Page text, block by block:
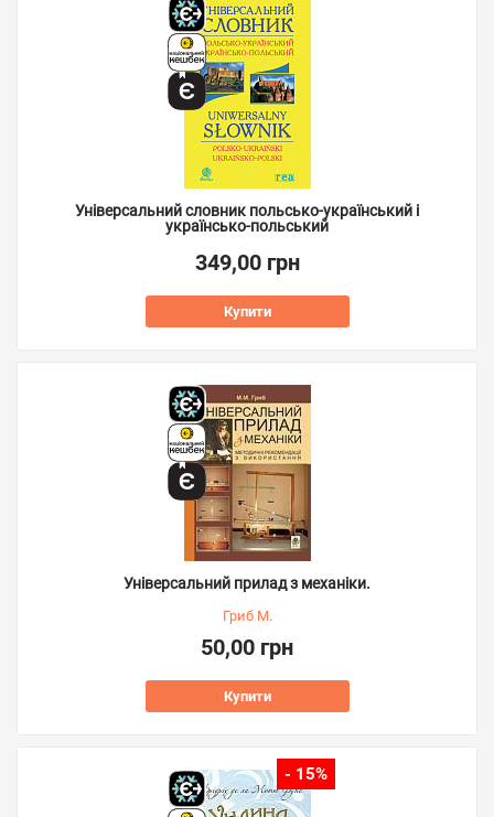
Універсальний словник польсько-український і
українсько-польський
349,00 грн
Купити
Універсальний прилад з механіки.
Гриб М.
50,00 грн
Купити
- 15%